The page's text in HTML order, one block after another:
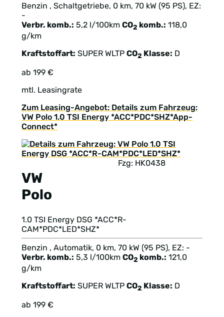
Benzin , Schaltgetriebe, 0 km, 70 kW (95 PS), EZ:
-
Verbr. komb.: 5,2 l/100km CO2 komb.: 118,0
g/km
Kraftstoffart: SUPER WLTP CO2 Klasse: D
ab 199 €
mtl. Leasingrate
Zum Leasing-Angebot: Details zum Fahrzeug:
VW Polo 1.0 TSI Energy *ACC*PDC*SHZ*App-
Connect*
VW
Polo
Fzg: HK0438
1.0 TSI Energy DSG *ACC*R-
CAM*PDC*LED*SHZ*
Benzin , Automatik, 0 km, 70 kW (95 PS), EZ: -
Verbr. komb.: 5,3 l/100km CO2 komb.: 121,0
g/km
Kraftstoffart: SUPER WLTP CO2 Klasse: D
ab 199 €